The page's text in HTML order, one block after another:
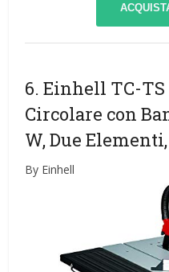
6. Einhell TC-TS
Circolare con
W, Due
By Einhell